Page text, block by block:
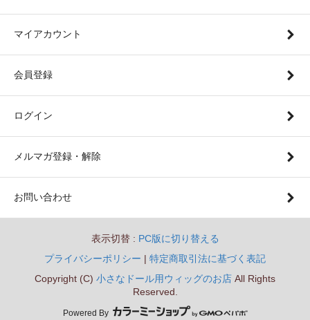
マイアカウント
会員登録
ログイン
メルマガ登録・解除
お問い合わせ
表示切替 : PC版に切り替える
プライバシーポリシー | 特定商取引法に基づく表記
Copyright (C) 小さなドール用ウィッグのお店 All Rights
Reserved.
Powered By